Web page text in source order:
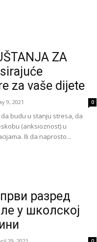
ZA
za vaše dijete
9, 2021 0
budu u stanju stresa, da
(anksioznost) u
Ili da naprosto...
разред
у школској